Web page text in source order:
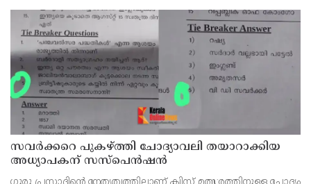
സവര്‍ക്കറെ പുകഴ്ത്തി ചോദ്യാവലി തയാറാക്കിയ
അധ്യാപകന് സസ്‌പെന്‍ഷന്‍